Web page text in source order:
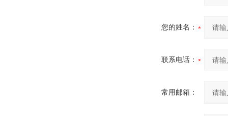
您的姓名：
联系电话：
常用邮箱：